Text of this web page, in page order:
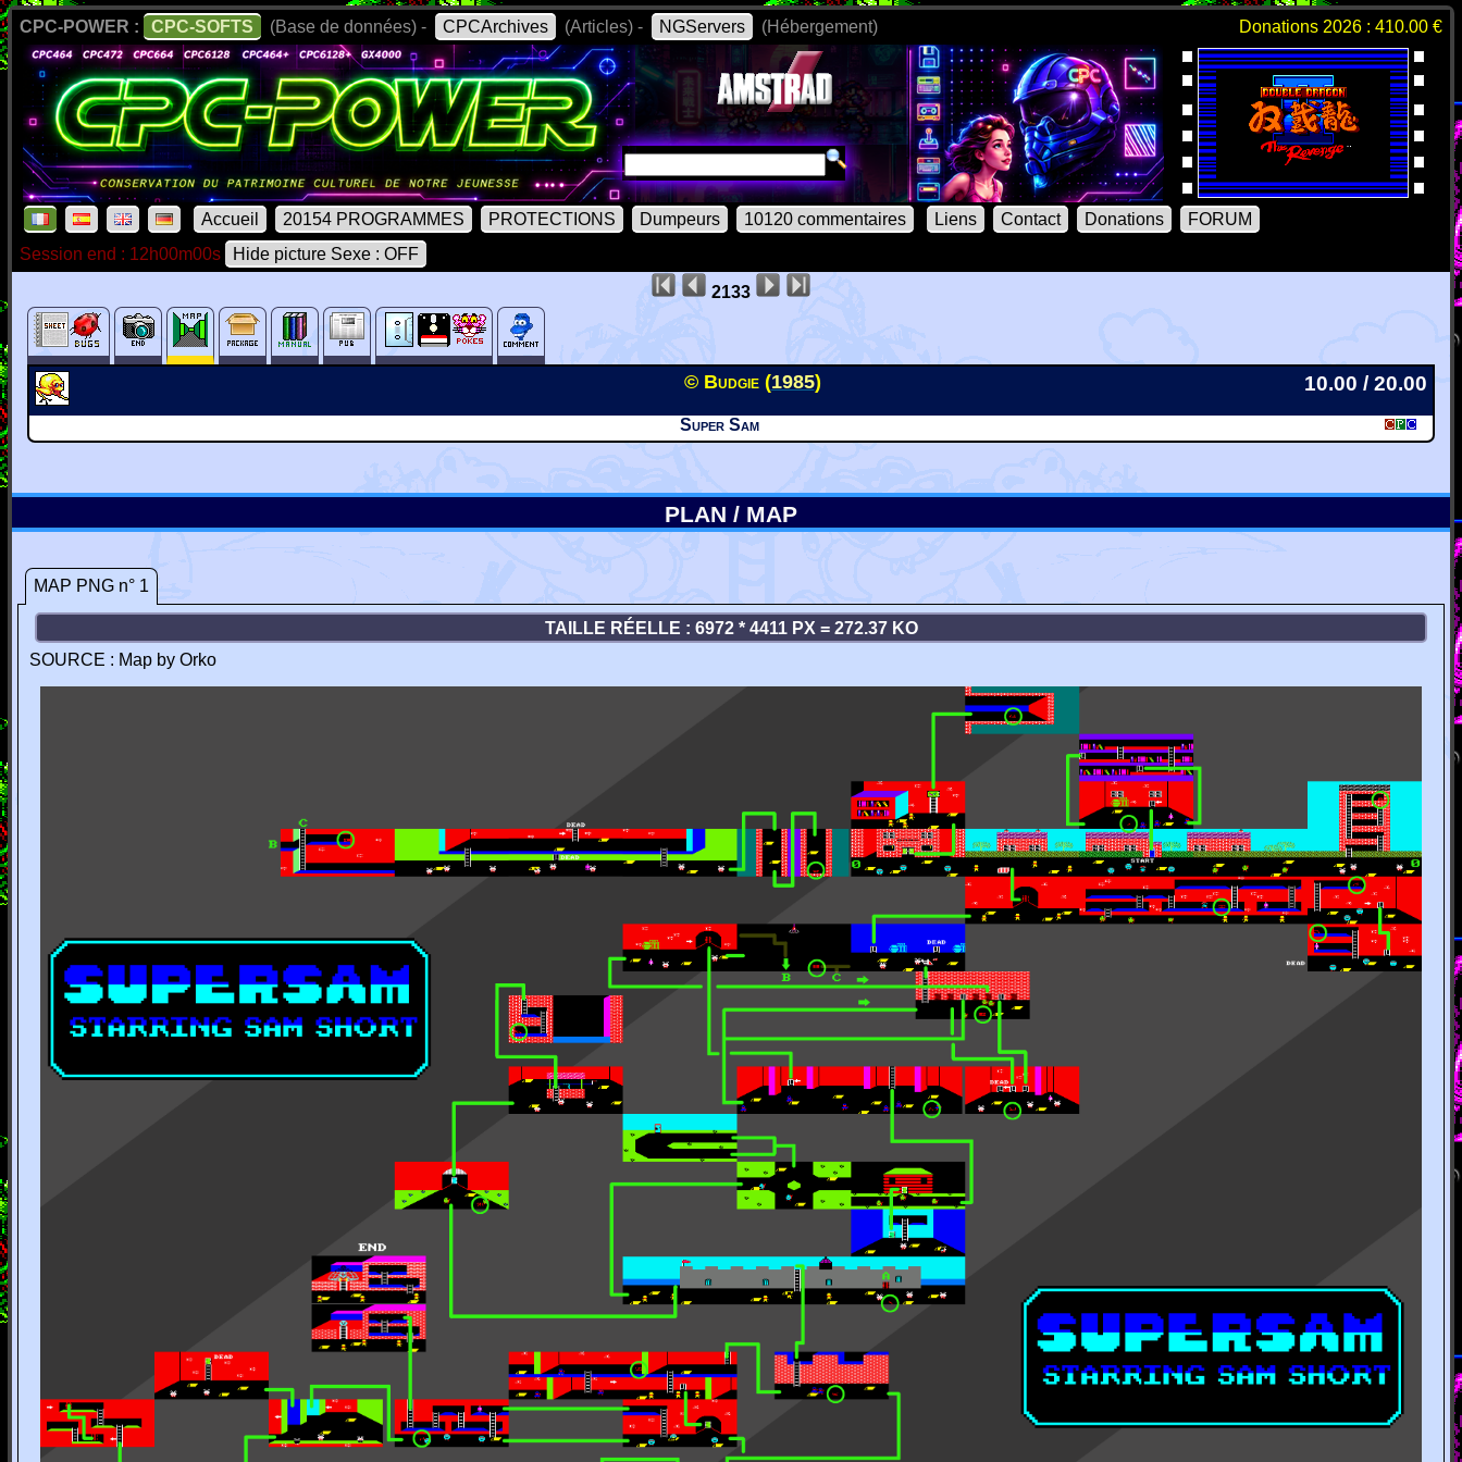
CPC-POWER : CPC-SOFTS (Base de données) - CPCArchives (Articles) - NGServers (Hébergement) Donations 2026 : 410.00 €
Accueil 20154 PROGRAMMES PROTECTIONS Dumpeurs 10120 commentaires Liens Contact Donations
FORUM
Session end : 12h00m00s
Hide picture Sexe : OFF
2133
© Budgie (1985) 10.00 / 20.00
Super Sam
PLAN / MAP
MAP PNG n° 1
TAILLE RÉELLE : 6972 * 4411 PX = 272.37 KO
SOURCE : Map by Orko